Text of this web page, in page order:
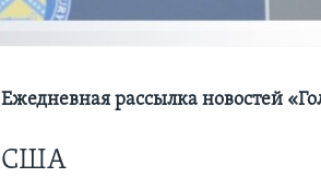
Ежедневная рассылка новостей
США